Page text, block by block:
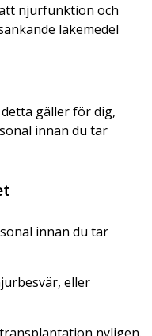
njurfunktion och
läkemedel
gäller för dig,
innan du tar
innan du tar
eller